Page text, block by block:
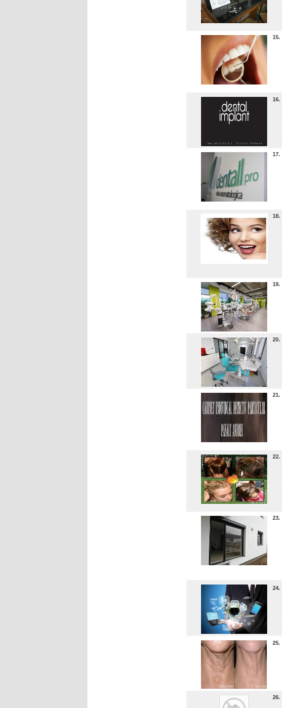
15.
16.
17.
18.
19.
20.
21.
22.
23.
24.
25.
26.